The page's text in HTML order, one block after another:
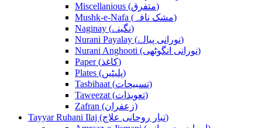
Miscellanious (متفرق)
Mushk-e-Nafa (مشک نافہ)
Naginay (نگینے)
Nurani Payalay (نورانی پیالے)
Nurani Anghooti (نورانی انگوٹھی)
Paper (کاغذ)
Plates (پلیٹیں)
Tasbihaat (تسبیحات)
Taweezat (تعویذات)
Zafran (زعفران)
Tayyar Ruhani Ilaj (تیار روحانی علاج)